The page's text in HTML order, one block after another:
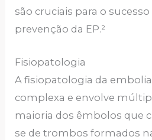
são cruciais para o
prevenção da EP.²
Fisiopatologia
A fisiopatologia da
complexa e envolve
maioria dos êmbolos que
se de trombos formados